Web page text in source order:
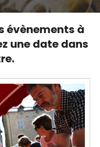
évènements à
une date dans